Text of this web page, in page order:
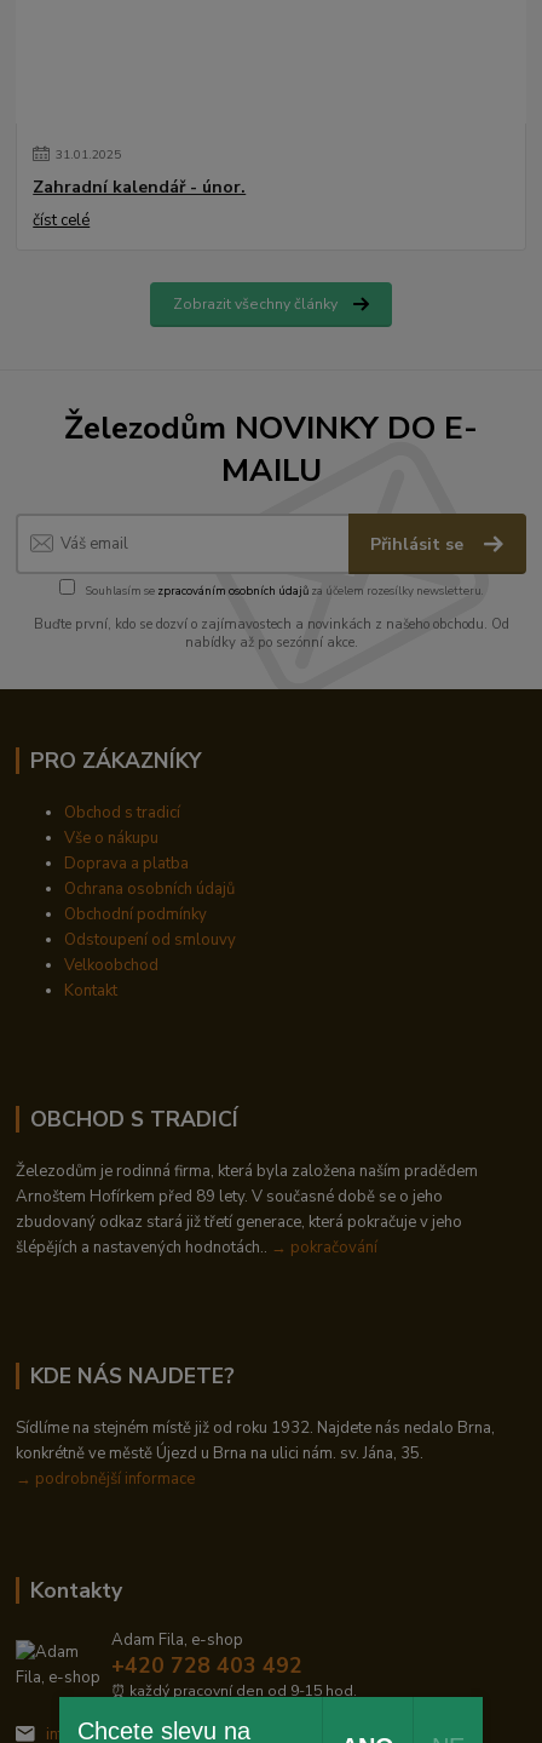
31.01.2025
Zahradní kalendář - únor.
číst celé
Zobrazit všechny články
Železodům NOVINKY DO E-
MAILU
Přihlásit se
Souhlasím se zpracováním osobních údajůza účelem rozesílky newsletteru.
Buďte první, kdo se dozví o zajímavostech a novinkách z našeho obchodu. Od
nabídky až po sezónní akce.
PRO ZÁKAZNÍKY
Obchod s tradicí
Vše o nákupu
Doprava a platba
Ochrana osobních údajů
Obchodní podmínky
Odstoupení od smlouvy
Velkoobchod
Kontakt
OBCHOD S TRADICÍ
Železodům je rodinná firma, která byla založena naším pradědem
Arnoštem Hofírkem před 89 lety. V současné době se o jeho
zbudovaný odkaz stará již třetí generace, která pokračuje v jeho
šlépějích a nastavených hodnotách.. → pokračování
KDE NÁS NAJDETE?
Sídlíme na stejném místě již od roku 1932. Najdete nás nedalo Brna,
konkrétně ve městě Újezd u Brna na ulici nám. sv. Jána, 35.
→ podrobnější informace
Kontakty
Adam Fila, e-shop
+420 728 403 492
⏰ každý pracovní den od 9-15 hod.
info@zelezodum.cz
Chcete slevu na